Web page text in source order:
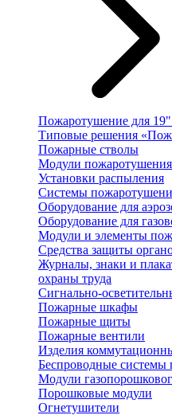
Пожаротушение для
Типовые решения
Пожарные стволы
Модули
Установки распыления
Системы
Оборудование для
Оборудование для
Модули и элементы
Средства защиты
Журналы, знаки и
охраны труда
Сигнально-
Пожарные шкафы
Пожарные щиты
Пожарные вентили
Изделия
Беспроводные системы
Модули
Порошковые модули
Огнетушители